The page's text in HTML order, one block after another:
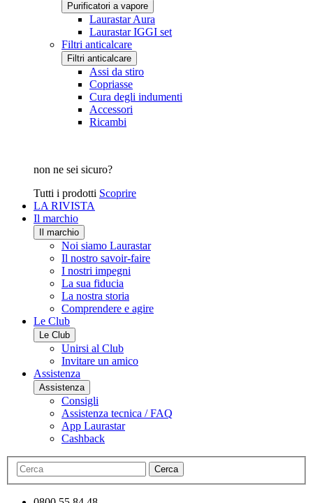
Purificatori a vapore
Laurastar Aura
Laurastar IGGI set
Filtri anticalcare
Filtri anticalcare
Assi da stiro
Copriasse
Cura degli indumenti
Accessori
Ricambi
non ne sei sicuro?
Tutti i prodotti Scoprire
LA RIVISTA
Il marchio
Il marchio
Noi siamo Laurastar
Il nostro savoir-faire
I nostri impegni
La sua fiducia
La nostra storia
Comprendere e agire
Le Club
Le Club
Unirsi al Club
Invitare un amico
Assistenza
Assistenza
Consigli
Assistenza tecnica / FAQ
App Laurastar
Cashback
Cerca